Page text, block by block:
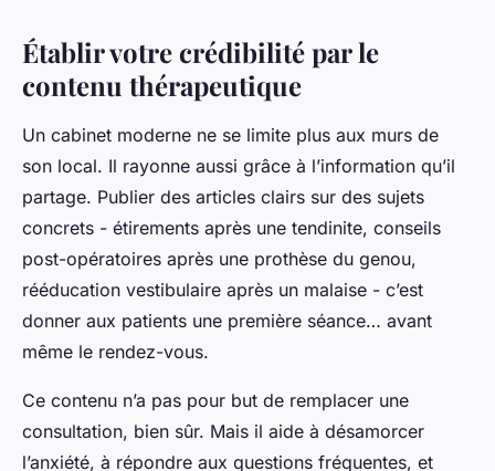
Établir votre crédibilité par le
contenu thérapeutique
Un cabinet moderne ne se limite plus aux murs de
son local. Il rayonne aussi grâce à l’information qu’il
partage. Publier des articles clairs sur des sujets
concrets - étirements après une tendinite, conseils
post-opératoires après une prothèse du genou,
rééducation vestibulaire après un malaise - c’est
donner aux patients une première séance… avant
même le rendez-vous.
Ce contenu n’a pas pour but de remplacer une
consultation, bien sûr. Mais il aide à désamorcer
l’anxiété, à répondre aux questions fréquentes, et